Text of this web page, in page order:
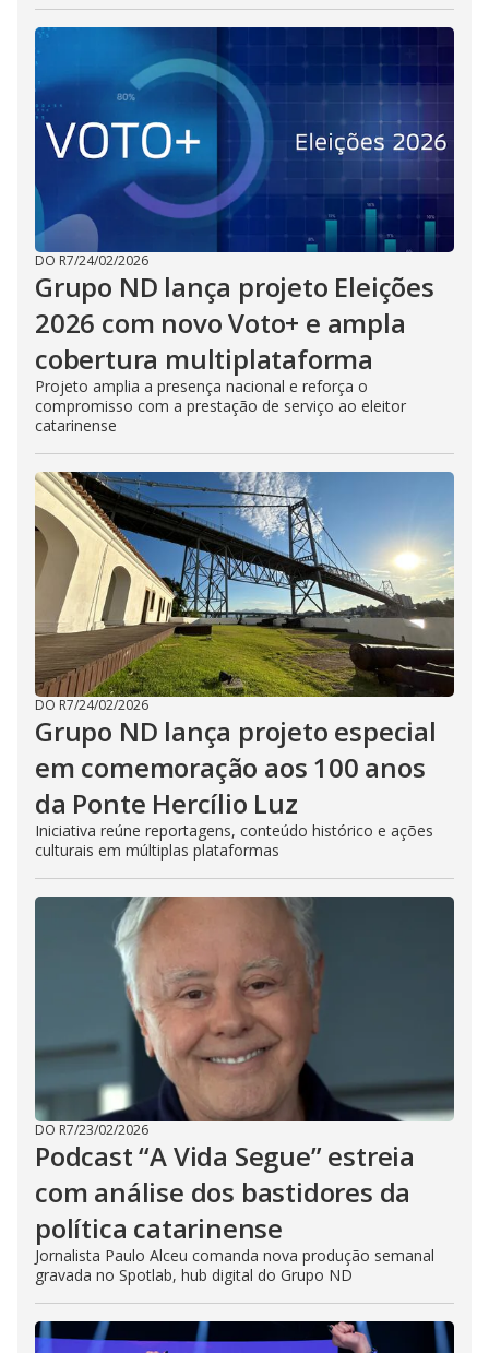
DO R7/24/02/2026
Grupo ND lança projeto Eleições
2026 com novo Voto+ e ampla
cobertura multiplataforma
Projeto amplia a presença nacional e reforça o
compromisso com a prestação de serviço ao eleitor
catarinense
DO R7/24/02/2026
Grupo ND lança projeto especial
em comemoração aos 100 anos
da Ponte Hercílio Luz
Iniciativa reúne reportagens, conteúdo histórico e ações
culturais em múltiplas plataformas
DO R7/23/02/2026
Podcast “A Vida Segue” estreia
com análise dos bastidores da
política catarinense
Jornalista Paulo Alceu comanda nova produção semanal
gravada no Spotlab, hub digital do Grupo ND